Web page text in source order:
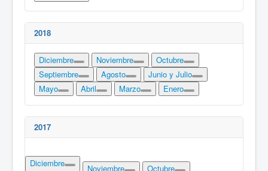
2018
Diciembre Noviembre
Octubre
Septiembre
Agosto
Junio y Julio
Mayo
Abril Marzo Enero
2017
Diciembre Noviembre Octubre